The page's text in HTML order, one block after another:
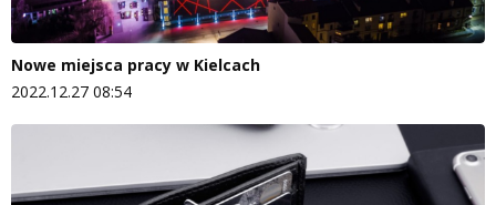
Nowe miejsca pracy w Kielcach
2022.12.27 08:54